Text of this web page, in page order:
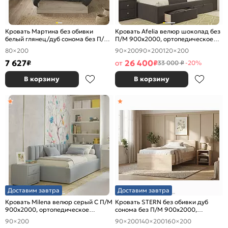
Кровать Мартина без обивки
белый глянец/дуб сонома без П/М
800x2000, изголовье жесткое
80×200
7 627₽
В корзину
Кровать Afelia велюр шоколад без
П/М 900x2000, ортопедическое
основание, изголовье мягкое
90×20090×200120×200
от 26 400₽33 000 ₽-20%
В корзину
Доставим завтра
Кровать Milena велюр серый С П/М
900x2000, ортопедическое
основание, изголовье мягкое
90×200
Доставим завтра
Кровать STERN без обивки дуб
сонома без П/М 900x2000,
изголовье жесткое
90×200140×200160×200